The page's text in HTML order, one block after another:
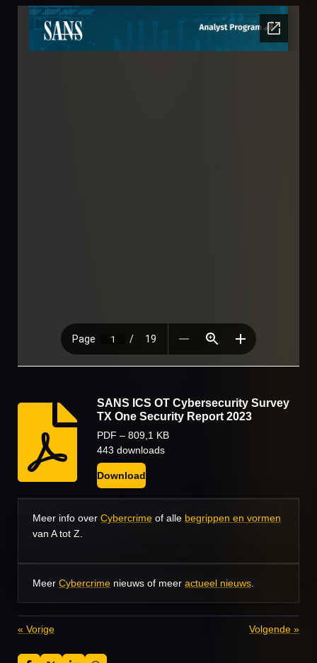
SANS ICS OT Cybersecurity Survey
TX One Security Report 2023
PDF – 809,1 KB
443 downloads
Download
Meer info over Cybercrime of alle begrippen en vormen
van A tot Z.
Meer Cybercrime nieuws of meer actueel nieuws.
« Vorige Volgende »